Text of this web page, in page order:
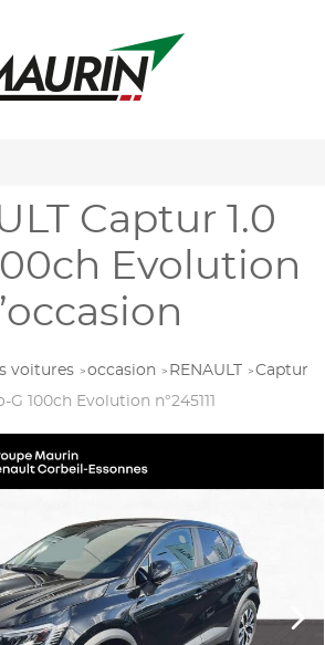
Captur 1.0
Evolution
voitures occasion RENAULT
Captur
G 100ch Evolution n°245111